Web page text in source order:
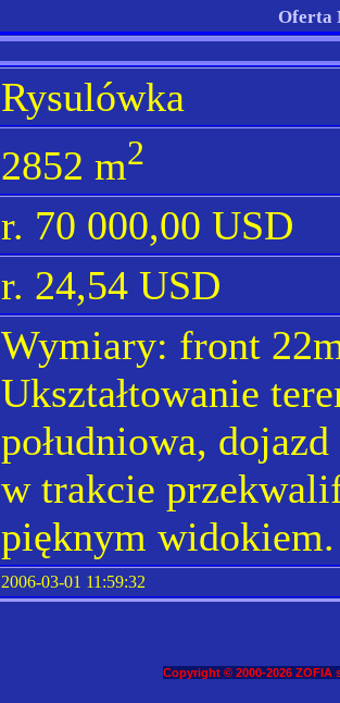
Oferta
Rysulówka
2852 m2
r. 70 000,00 USD
r. 24,54 USD
Wymiary: front
Ukształtowanie
południowa,
w trakcie
pięknym widokiem.
2006-03-01 11:59:32
Copyright © 2000-2026 ZOFIA